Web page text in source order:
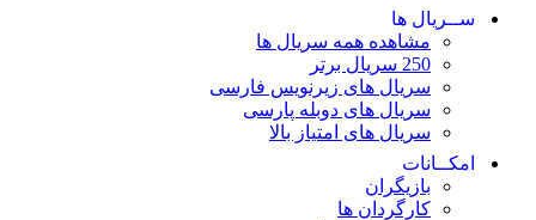
ها
مشاهده همه سریال ها
سریال های زیرنویس فارسی
سریال های دوبله پارسی
سریال های امتیاز بالا
کارگردان ها